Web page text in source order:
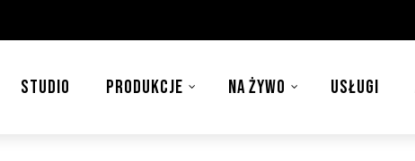
STUDIO PRODUKCJE NA ŻYWO USŁUGI